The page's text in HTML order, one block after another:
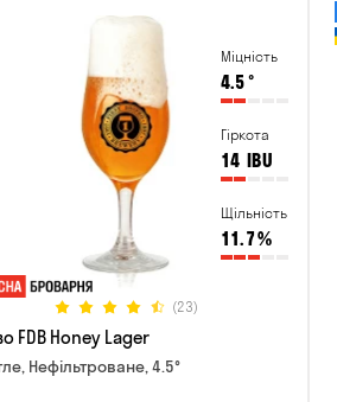
Міцність
4.5°
Гіркота
14 IBU
Щільність
11.7%
(23)
FDB Honey Lager
Нефільтроване, 4.5°